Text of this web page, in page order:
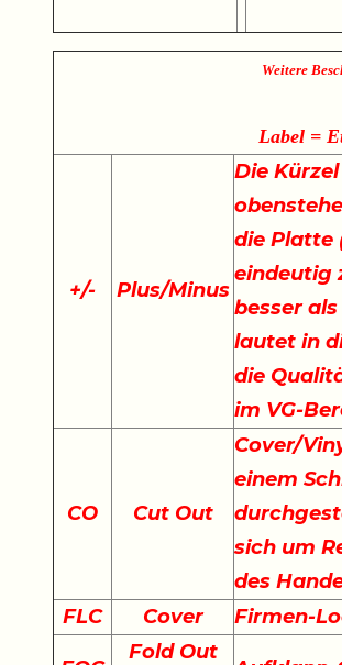
Weitere
Label =
+/- Plus/Minus
Die
die Platte
eindeutig
besser
lautet in
die
im VG-
CO Cut Out
Cover/
einem
sich um
des
FLC
Cover Firmen-
Fold Out